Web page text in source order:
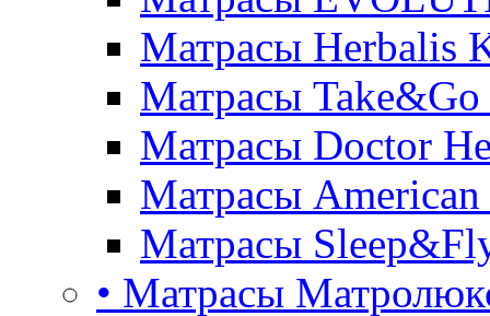
Матрасы Herbalis
Матрасы Take&Go
Матрасы Doctor
Матрасы American
Матрасы
• Матрасы